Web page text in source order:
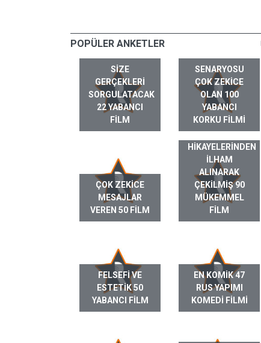
POPÜLER ANKETLER
SIZE
GERÇEKLERI
SORGULATACAK
22 YABANCI
FILM
SENARYOSU
ÇOK ZEKICE
OLAN 100
YABANCI
KORKU FILMI
ÇOK ZEKICE
MESAJLAR
VEREN 50 FILM
GERÇEK HAYAT
HIKAYELERINDEN
ILHAM
ALINARAK
ÇEKILMIŞ 90
MÜKEMMEL
FILM
FELSEFI VE
ESTETIK 50
YABANCI FILM
EN KOMIK 47
RUS YAPIMI
KOMEDI FILMI